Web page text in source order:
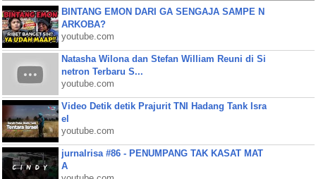
BINTANG EMON DARI GA SENGAJA SAMPE N
ARKOBA?
youtube.com
Natasha Wilona dan Stefan William Reuni di Si
netron Terbaru S...
youtube.com
Video Detik detik Prajurit TNI Hadang Tank Isra
el
youtube.com
jurnalrisa #86 - PENUMPANG TAK KASAT MAT
A